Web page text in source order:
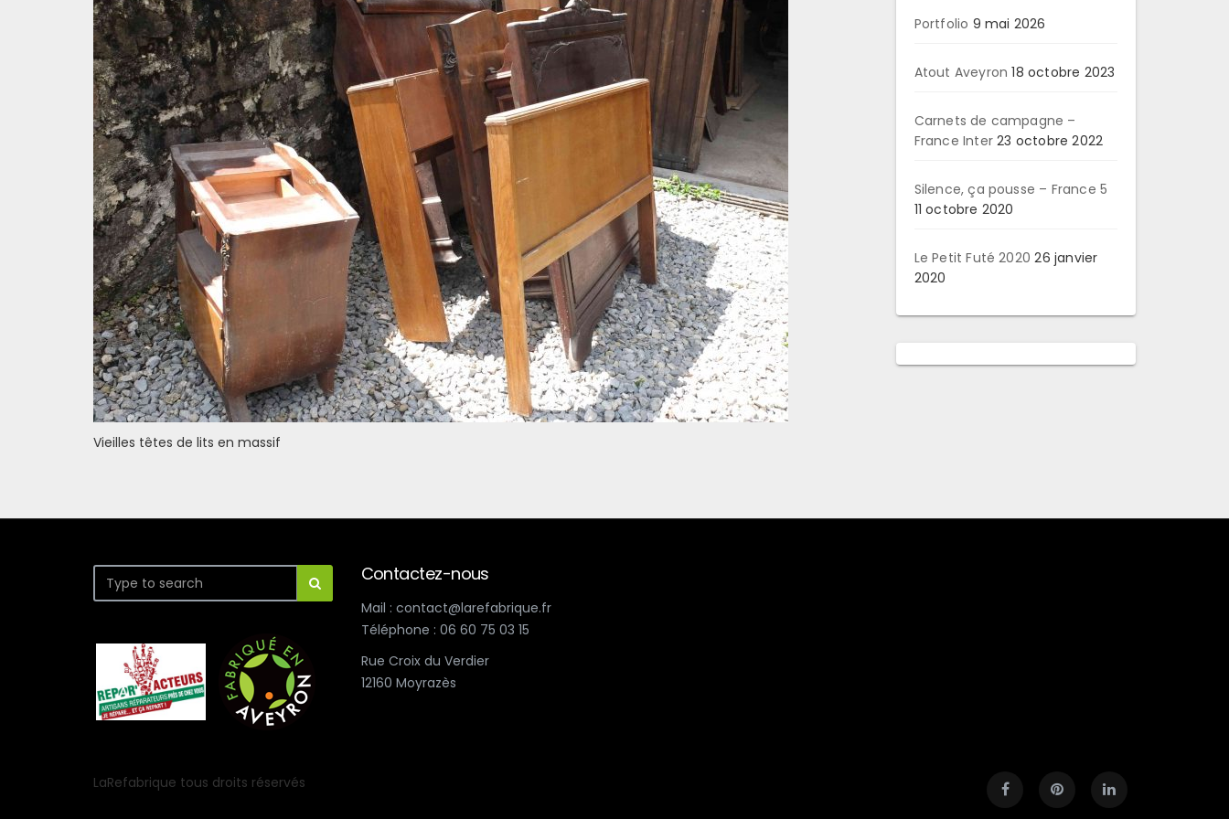
Vieilles têtes de lits en massif
Portfolio 9 mai 2026
Atout Aveyron 18 octobre 2023
Carnets de campagne –
France Inter 23 octobre 2022
Silence, ça pousse – France 5
11 octobre 2020
Le Petit Futé 2020 26 janvier
2020
Contactez-nous
Mail : contact@larefabrique.fr
Téléphone : 06 60 75 03 15
Rue Croix du Verdier
12160 Moyrazès
LaRefabrique tous droits réservés